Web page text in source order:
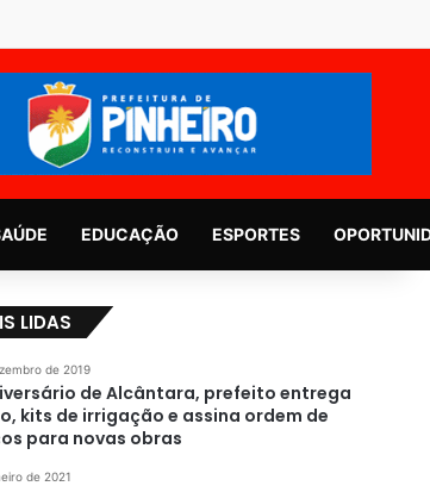
EDUCAÇÃO ESPORTES
LIDAS
de 2019
de Alcântara, prefeito entrega
kits de irrigação e assina ordem de
para novas obras
de 2021